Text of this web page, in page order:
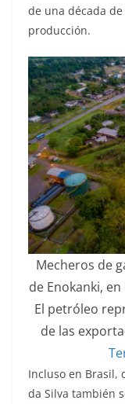
de una década
producción.
Mecheros de
de Enokanki,
El petróleo
de las
Incluso en Brasil,
da Silva también